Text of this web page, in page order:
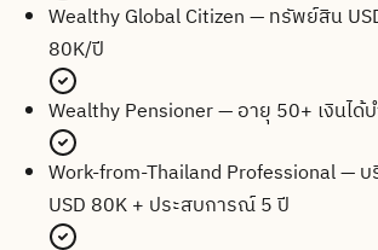
Wealthy Global Citizen — ทรัพย์สิน
80K/ปี
Wealthy Pensioner — อายุ 50+ เงินไ
Work-from-Thailand Professional —
USD 80K + ประสบการณ์ 5 ปี